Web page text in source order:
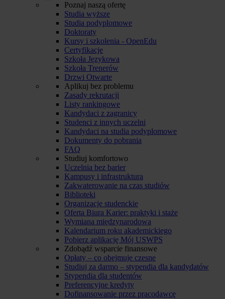
Poznaj naszą ofertę
Studia wyższe
Studia podyplomowe
Doktoraty
Kursy i szkolenia - OpenEdu
Certyfikacje
Szkoła Językowa
Szkoła Trenerów
Drzwi Otwarte
Aplikuj bez problemu
Zasady rekrutacji
Listy rankingowe
Kandydaci z zagranicy
Studenci z innych uczelni
Kandydaci na studia podyplomowe
Dokumenty do pobrania
FAQ
Studiuj komfortowo
Uczelnia bez barier
Kampusy i infrastruktura
Zakwaterowanie na czas studiów
Biblioteki
Organizacje studenckie
Oferta Biura Karier: praktyki i staże
Wymiana międzynarodowa
Kalendarium roku akademickiego
Pobierz aplikację Mój USWPS
Zdobądź wsparcie finansowe
Opłaty – co obejmuje czesne
Studiuj za darmo – stypendia dla kandydatów
Stypendia dla studentów
Preferencyjne kredyty
Dofinansowanie przez pracodawcę